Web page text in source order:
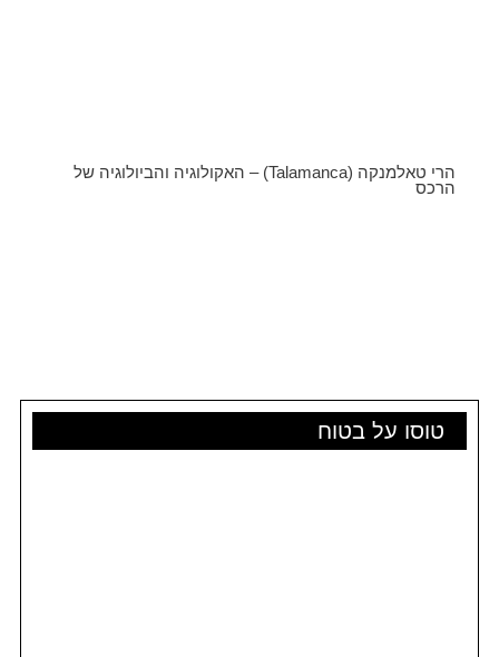
טוסו על בטוח
הרי טאלמנקה (Talamanca) – האקולוגיה והביולוגיה של
הרכס